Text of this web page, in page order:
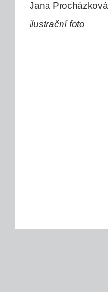
Jana Procházková
ilustrační foto